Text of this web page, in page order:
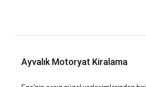
Ayvalık Motoryat Kiralama